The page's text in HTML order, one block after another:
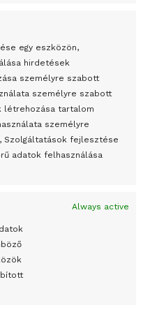
egy eszközön,
hirdetések
személyre szabott
személyre szabott
létrehozása tartalom
személyre
Szolgáltatások fejlesztése
adatok felhasználása
Always active
hiánnyal fog gazdálkodni
kulturális örökségét
legjobbjai az
lettek
bukását nem
elődöntős – Birkózó